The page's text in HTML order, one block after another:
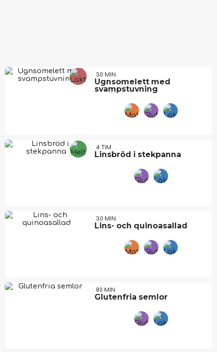
30 MIN
Ugnsomelett med
svampstuvning
4 TIM
Linsbröd i stekpanna
30 MIN
Lins- och quinoasallad
80 MIN
Glutenfria semlor